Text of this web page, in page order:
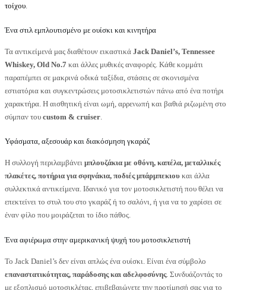
τοίχου
Ένα στιλ εμπλουτισμένο με ουίσκι και κινητήρα
Τα αντικείμενά μας διαθέτουν εικαστικά Jack Daniel’s, Tennessee
Whiskey, Old No.7 και άλλες μυθικές αναφορές. Κάθε κομμάτι
παραπέμπει σε μακρινά οδικά ταξίδια, στάσεις σε σκονισμένα
εστιατόρια και συγκεντρώσεις μοτοσικλετιστών πάνω από ένα ποτήρι
χαρακτήρα. Η αισθητική είναι ωμή, αρρενωπή και βαθιά ριζωμένη στο
σύμπαν του custom & cruiser
Υφάσματα, αξεσουάρ και διακόσμηση γκαράζ
Η συλλογή περιλαμβάνει μπλουζάκια με οθόνη, καπέλα, μεταλλικές
πλακέτες, ποτήρια για σφηνάκια, ποδιές μπάρμπεκιου και άλλα
συλλεκτικά αντικείμενα. Ιδανικό για τον μοτοσικλετιστή που θέλει να
επεκτείνει το στυλ του στο γκαράζ ή το σαλόνι, ή για να το χαρίσει σε
έναν φίλο που μοιράζεται το ίδιο πάθος.
Ένα αφιέρωμα στην αμερικανική ψυχή του μοτοσικλετιστή
Το Jack Daniel’s δεν είναι απλώς ένα ουίσκι. Είναι ένα σύμβολο
επαναστατικότητας, παράδοσης και αδελφοσύνης. Συνδυάζοντάς το
με εξοπλισμό μοτοσικλέτας, επιβεβαιώνετε την προτίμησή σας για το